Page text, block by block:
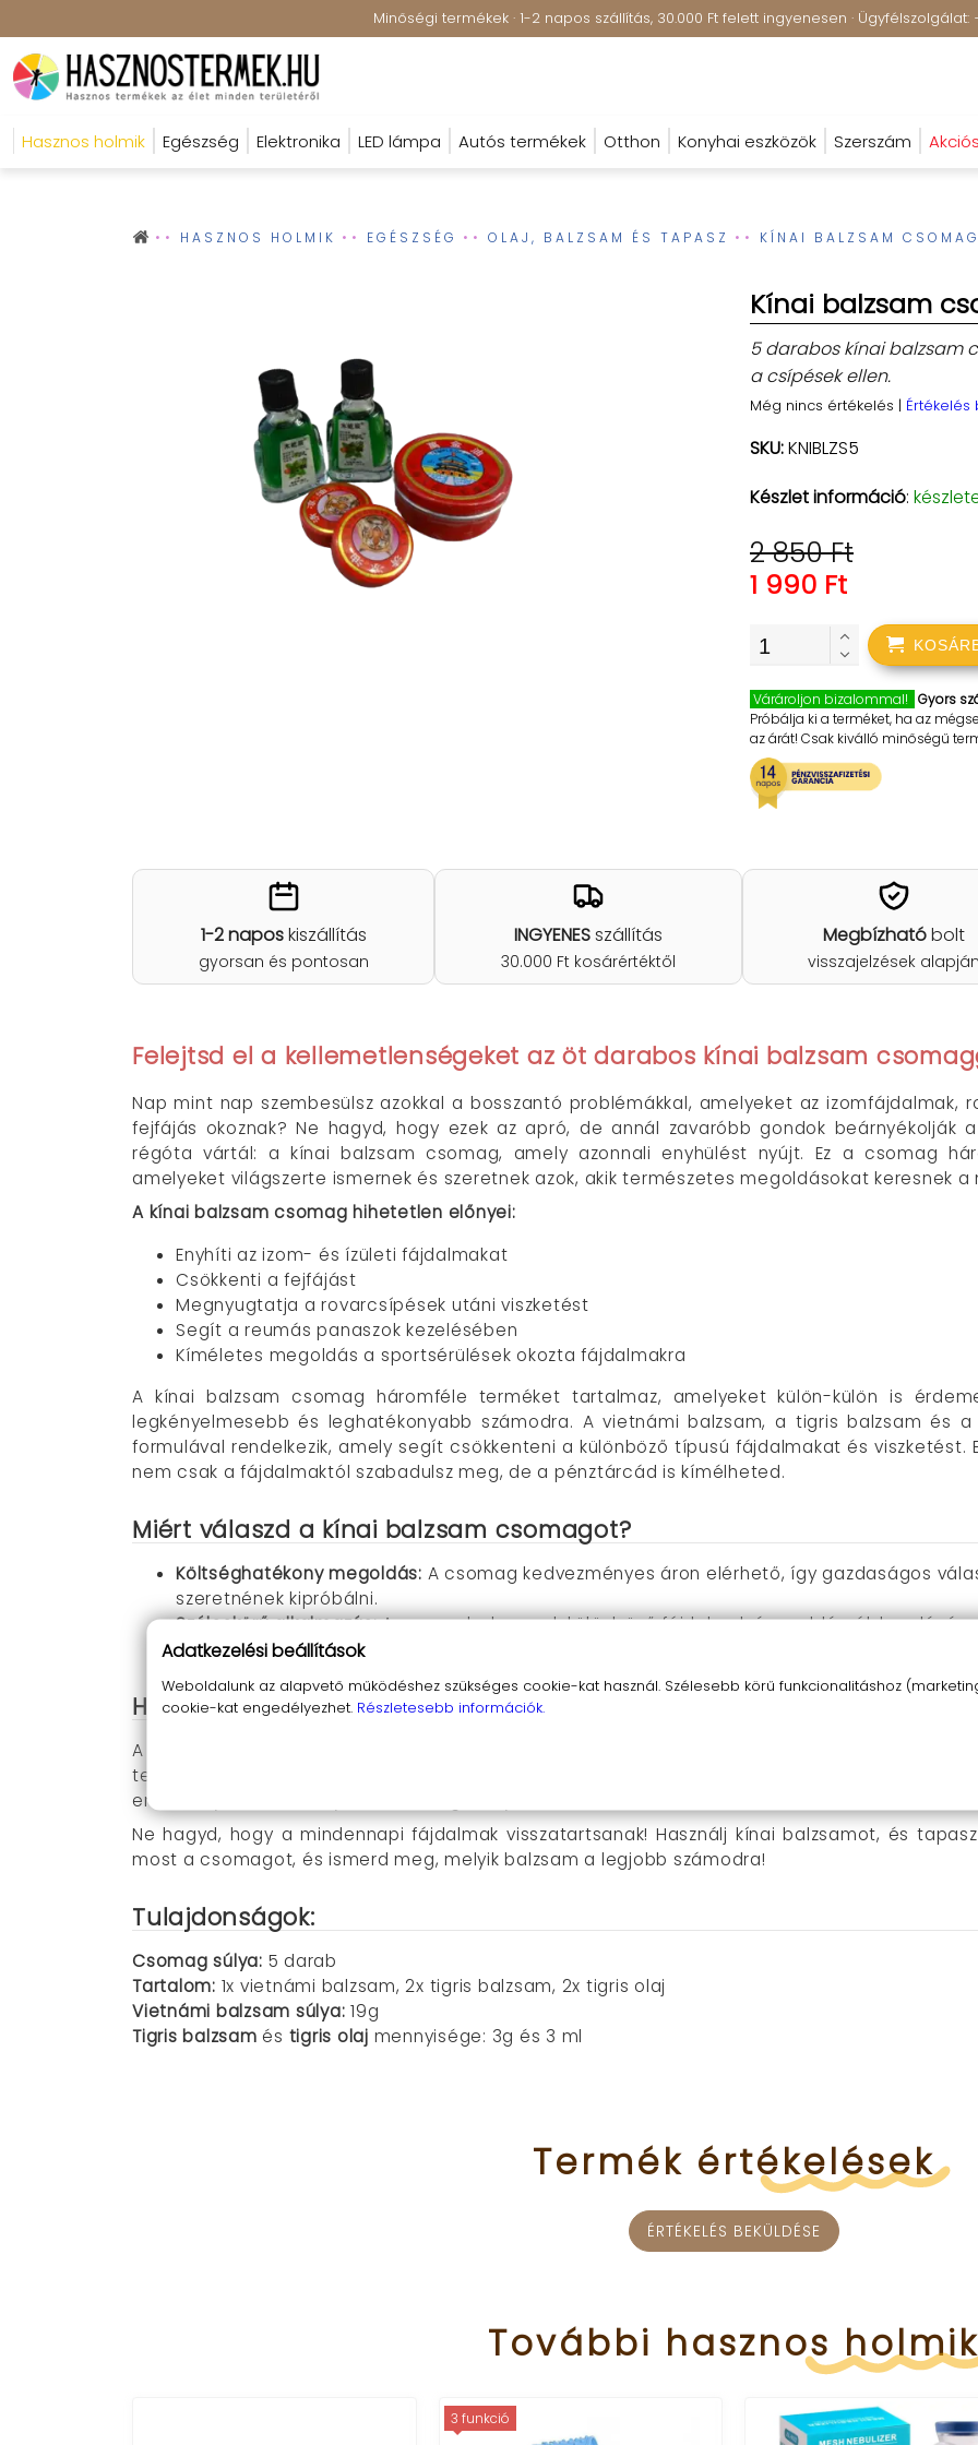
Minőségi termékek · 1-2 napos szállítás, 30.000 Ft felett ingyenesen ·
Hasznos holmik Egészség Elektronika LED lámpa Autós termékek Otthon Konyhai eszközök Szerszám
HASZNOS HOLMIK EGÉSZSÉG OLAJ, BALZSAM ÉS TAPASZ KÍNAI BALZSAM
Kínai balzsam
5 darabos kínai balzsam
a csípések ellen.
Még nincs értékelés | Értékelés
SKU:KNIBLZS5
Készlet információ:
2 850 Ft
1 990 Ft
Várároljon bizalommal! Gyors
Próbálja ki a terméket, ha az
az árát! Csak kiválló minőségű
1-2 naposkiszállítás
gyorsan és pontosan
INGYENESszállítás
30.000 Ft kosárértéktől
Megbízhatóbolt
visszajelzések
Felejtsd el a kellemetlenségeket az öt darabos kínai balzsam
Nap mint nap szembesülsz azokkal a bosszantó problémákkal, amelyeket az izomfájdalmak,
fejfájás okoznak? Ne hagyd, hogy ezek az apró, de annál zavaróbb gondok
régóta vártál: a kínai balzsam csomag, amely azonnali enyhülést nyújt. Ez a csomag
amelyeket világszerte ismernek és szeretnek azok, akik természetes megoldásokat keresnek
A kínai balzsam csomag hihetetlen előnyei:
Enyhíti az izom- és ízületi fájdalmakat
Csökkenti a fejfájást
Megnyugtatja a rovarcsípések utáni viszketést
Segít a reumás panaszok kezelésében
Kíméletes megoldás a sportsérülések okozta fájdalmakra
A kínai balzsam csomag háromféle terméket tartalmaz, amelyeket külön-külön is
legkényelmesebb és leghatékonyabb számodra. A vietnámi balzsam, a tigris balzsam és
formulával rendelkezik, amely segít csökkenteni a különböző típusú fájdalmakat és
nem csak a fájdalmaktól szabadulsz meg, de a pénztárcád is kímélheted.
Miért válaszd a kínai balzsam csomagot?
Költséghatékony megoldás: A csomag kedvezményes áron elérhető, így gazdaságos
szeretnének kipróbálni.
Széleskörű alkalmazás:Az egyes balzsamok különböző fájdalmak és problémák
Természetes összetevők:
Hogyan használd a kínai balzsam csomagot?
A három termék használata egyszerű és kényelmes. A vietnámi balzsamot és a tigris
területre, és finoman masszírozd be a bőrbe. A tigris olajat pedig ugyanezeken a területeken
eredmény: azonnali enyhülés és megkönnyebbülés.
Ne hagyd, hogy a mindennapi fájdalmak visszatartsanak! Használj kínai balzsamot, és
most a csomagot, és ismerd meg, melyik balzsam a legjobb számodra!
Tulajdonságok:
Csomag súlya: 5 darab
Tartalom: 1x vietnámi balzsam, 2x tigris balzsam, 2x tigris olaj
Vietnámi balzsam súlya: 19g
Tigris balzsam és tigris olaj mennyisége: 3g és 3 ml
Termék értékelések
ÉRTÉKELÉS BEKÜLDÉSE
További hasznos holmik
Adatkezelési beállítások
Weboldalunk az alapvető működéshez szükséges cookie-kat használ. Szélesebb körű funkcionalitáshoz
cookie-kat engedélyezhet. Részletesebb információk.